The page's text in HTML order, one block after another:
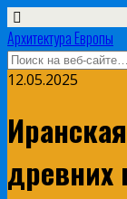
Архитектура Европы
12.05.2025
древних